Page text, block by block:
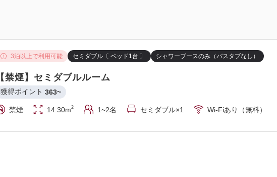
3泊以上で利用可能 セミダブル〔 ベッド1台 〕 シャワーブースのみ（バスタブなし）
【禁煙】セミダブルルーム
獲得ポイント 363~
禁煙 14.30m2 1~2名 セミダブル×1 Wi-Fiあり（無料）